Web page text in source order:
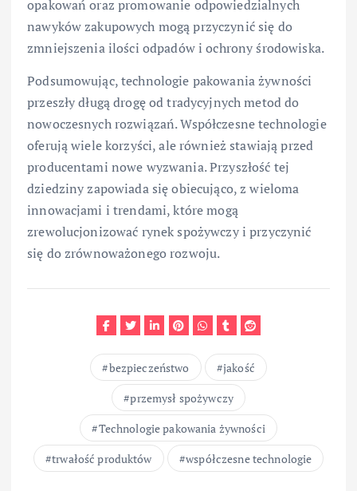
opakowań oraz promowanie odpowiedzialnych
nawyków zakupowych mogą przyczynić się do
zmniejszenia ilości odpadów i ochrony środowiska.
Podsumowując, technologie pakowania żywności
przeszły długą drogę od tradycyjnych metod do
nowoczesnych rozwiązań. Współczesne technologie
oferują wiele korzyści, ale również stawiają przed
producentami nowe wyzwania. Przyszłość tej
dziedziny zapowiada się obiecująco, z wieloma
innowacjami i trendami, które mogą
zrewolucjonizować rynek spożywczy i przyczynić
się do zrównoważonego rozwoju.
bezpieczeństwo
jakość
przemysł spożywczy
Technologie pakowania żywności
trwałość produktów
współczesne technologie